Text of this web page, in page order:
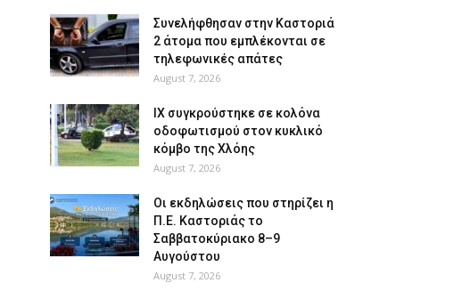
Συνελήφθησαν στην Καστοριά
2 άτομα που εμπλέκονται σε
τηλεφωνικές απάτες
August 7, 2026
ΙΧ συγκρούστηκε σε κολόνα
οδοφωτισμού στον κυκλικό
κόμβο της Χλόης
August 7, 2026
Οι εκδηλώσεις που στηρίζει η
Π.Ε. Καστοριάς το
Σαββατοκύριακο 8–9
Αυγούστου
August 7, 2026